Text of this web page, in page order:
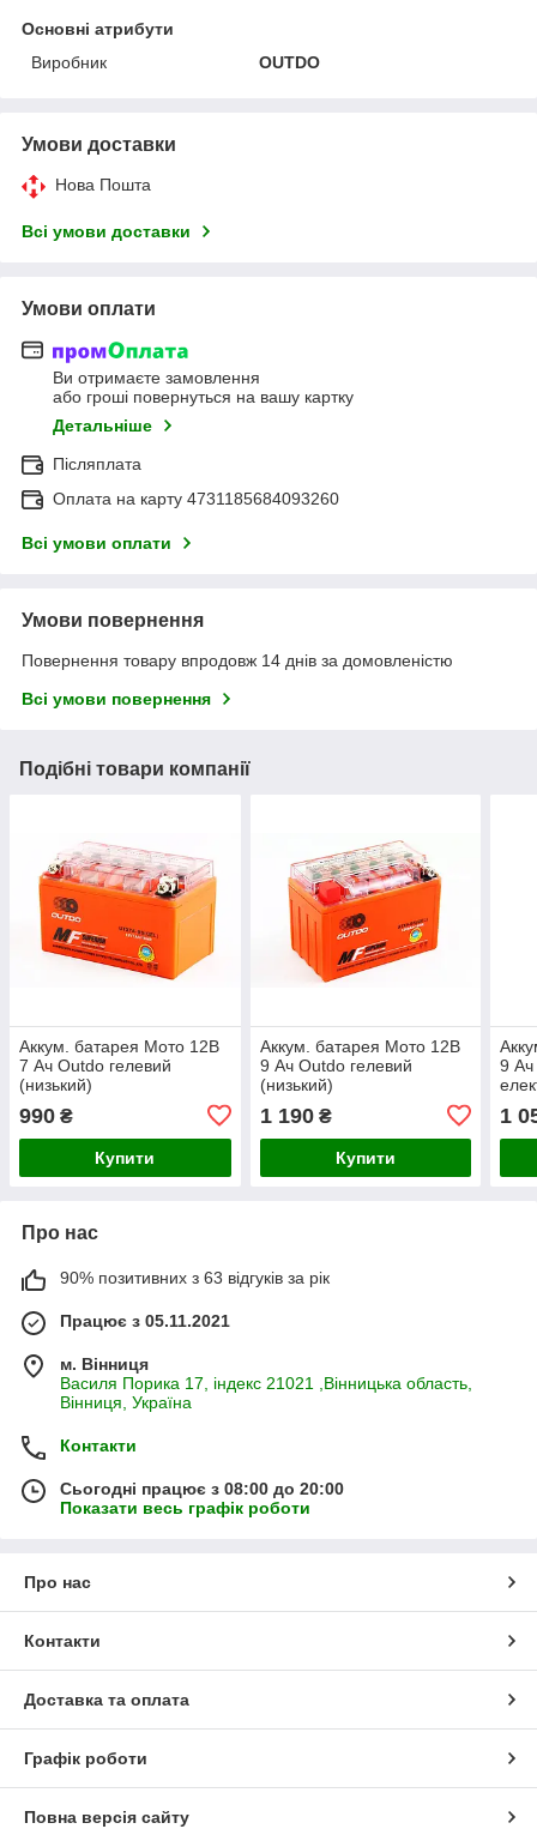
Основні атрибути
Виробник
OUTDO
Умови доставки
Нова Пошта
Всі умови доставки
Умови оплати
Ви отримаєте замовлення
або гроші повернуться на вашу картку
Детальніше
Післяплата
Оплата на карту 4731185684093260
Всі умови оплати
Умови повернення
Повернення товару впродовж 14 днів за домовленістю
Всі умови повернення
Подібні товари компанії
Аккум. батарея Мото 12В
7 Ач Outdo гелевий
(низький)
990 ₴
Купити
Аккум. батарея Мото 12В
9 Ач Outdo гелевий
(низький)
1 190₴
Купити
9 Ач
1
Про нас
90% позитивних з 63 відгуків за рік
Працює з 05.11.2021
м. Вінниця
Василя Порика 17, індекс 21021 ,Вінницька область,
Вінниця, Україна
Контакти
Сьогодні працює з 08:00 до 20:00
Показати весь графік роботи
Про нас
Контакти
Доставка та оплата
Графік роботи
Повна версія сайту